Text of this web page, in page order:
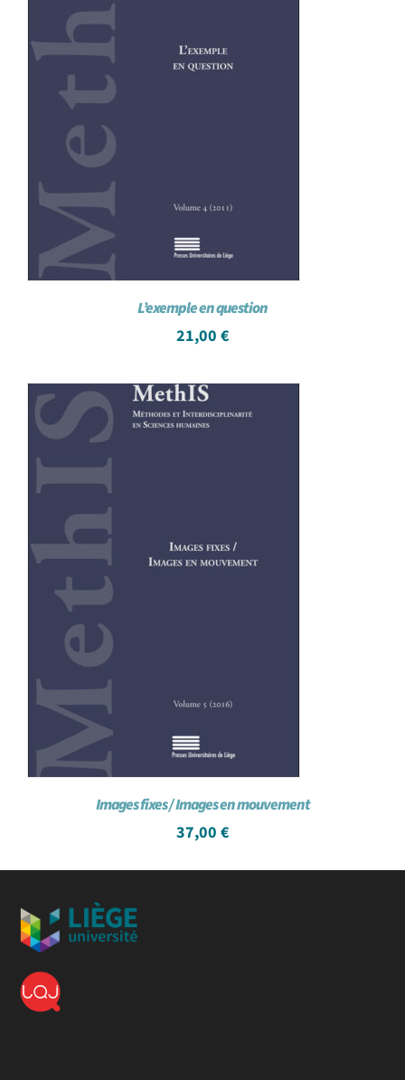
L’exemple en question
21,00 €
Images fixes / Images en mouvement
37,00 €